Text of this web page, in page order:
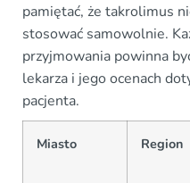
pamiętać, że takrolimus
stosować samowolnie.
przyjmowania powinna
lekarza i jego ocenach
pacjenta.
Miasto Region